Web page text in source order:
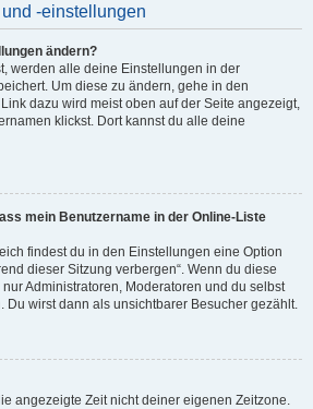
-einstellungen
ändern?
werden alle deine Einstellungen in der
Um diese zu ändern, gehe in den
dazu wird meist oben auf der Seite angezeigt,
klickst. Dort kannst du alle deine
mein Benutzername in der Online-Liste
findest du in den Einstellungen eine Option
dieser Sitzung verbergen“. Wenn du diese
Administratoren, Moderatoren und du selbst
Du wirst dann als unsichtbarer Besucher gezählt.
angezeigte Zeit nicht deiner eigenen Zeitzone.